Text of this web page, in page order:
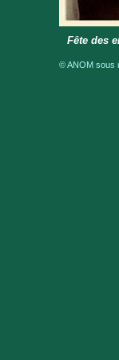
Fête des
© ANOM sous